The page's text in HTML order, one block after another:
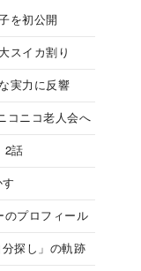
を初公開
スイカ割り
実力に反響
コニコ老人会へ
2話
のプロフィール
探し」の軌跡